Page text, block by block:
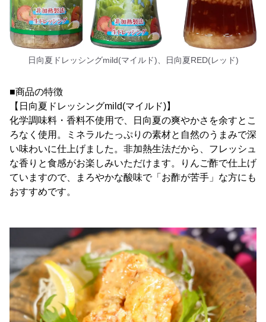
日向夏ドレッシングmild(マイルド)、日向夏RED(レッド)
■商品の特徴
【日向夏ドレッシングmild(マイルド)】
化学調味料・香料不使用で、日向夏の爽やかさを余すとこ
ろなく使用。ミネラルたっぷりの素材と自然のうまみで深
い味わいに仕上げました。非加熱生法だから、フレッシュ
な香りと食感がお楽しみいただけます。りんご酢で仕上げ
ていますので、まろやかな酸味で「お酢が苦手」な方にも
おすすめです。